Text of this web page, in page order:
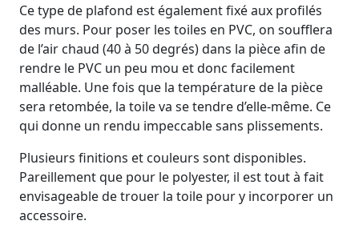
Ce type de plafond est également fixé aux profilés
des murs. Pour poser les toiles en PVC, on soufflera
de l’air chaud (40 à 50 degrés) dans la pièce afin de
rendre le PVC un peu mou et donc facilement
malléable. Une fois que la température de la pièce
sera retombée, la toile va se tendre d’elle-même. Ce
qui donne un rendu impeccable sans plissements.
Plusieurs finitions et couleurs sont disponibles.
Pareillement que pour le polyester, il est tout à fait
envisageable de trouer la toile pour y incorporer un
accessoire.